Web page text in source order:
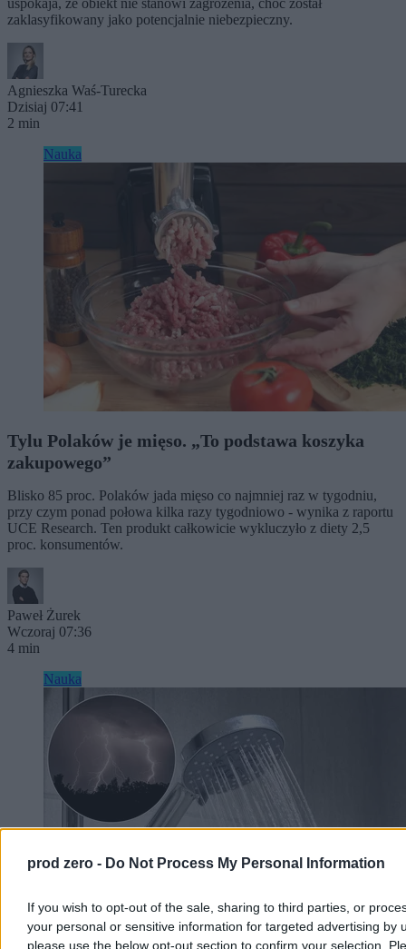
prod zero - Do Not Process My Personal Information
If you wish to opt-out of the sale, sharing to third parties, or
your personal or sensitive information for targeted advertising by
please use the below opt-out section to confirm your selection.
zaklasyfikowany jako potencjalnie niebezpieczny.
Agnieszka Waś-Turecka
Dzisiaj 07:41
2 min
Nauka
Tylu Polaków je mięso. „To podstawa koszyka
zakupowego”
Blisko 85 proc. Polaków jada mięso co najmniej raz w tygodniu,
przy czym ponad połowa kilka razy tygodniowo - wynika z raportu
UCE Research. Ten produkt całkowicie wykluczyło z diety 2,5
proc. konsumentów.
Paweł Żurek
Wczoraj 07:36
4 min
Nauka